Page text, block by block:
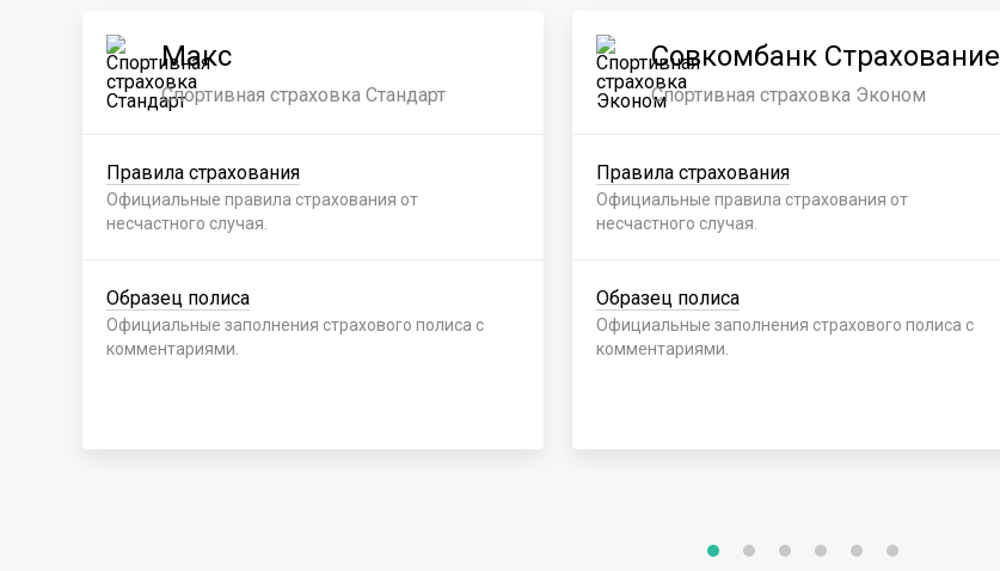
Макс
Спортивная страховка Стандарт
Правила страхования
Официальные правила страхования от
несчастного случая.
Образец полиса
Официальные заполнения страхового полиса с
комментариями.
Совкомбанк Страхование
Спортивная страховка Эконом
Правила страхования
Официальные правила страхования от
несчастного случая.
Образец полиса
Официальные заполнения страхового полиса с
комментариями.